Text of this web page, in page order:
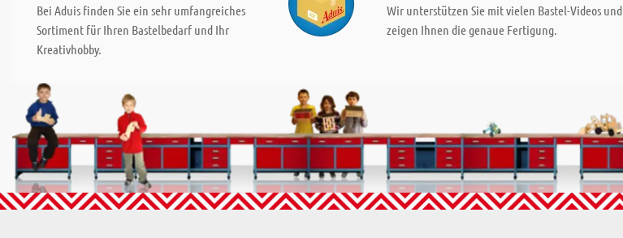
Bei Aduis finden Sie ein sehr umfangreiches
Sortiment für Ihren Bastelbedarf und Ihr
Kreativhobby.
Wir unterstützen Sie mit vielen Bastel-Videos und
zeigen Ihnen die genaue Fertigung.